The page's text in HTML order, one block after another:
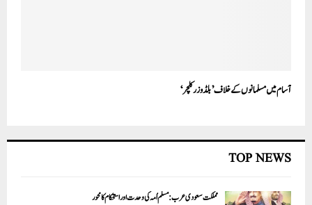
آسام میں مسلمانوں کے خلاف ’بلڈوزر کلچر‘
TOP NEWS
مملکت سعودی عرب: مسلم اُمہ کی وحدت اور استحکام کا محور